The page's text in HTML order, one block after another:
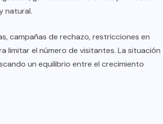
natural.
campañas de rechazo, restricciones en
limitar el número de visitantes. La situación
un equilibrio entre el crecimiento